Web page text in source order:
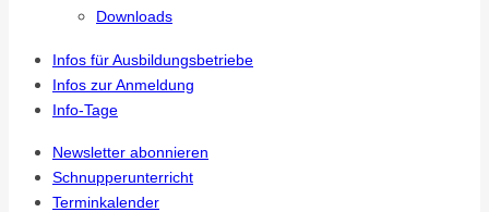
Downloads
Infos für Ausbildungsbetriebe
Infos zur Anmeldung
Info-Tage
Newsletter abonnieren
Schnupperunterricht
Terminkalender